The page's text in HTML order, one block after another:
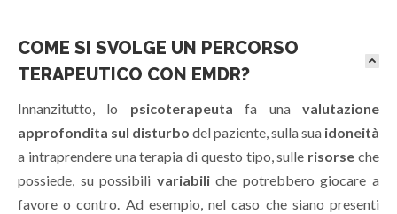
COME SI SVOLGE UN PERCORSO
TERAPEUTICO CON EMDR?
Innanzitutto, lo psicoterapeuta fa unavalutazione
approfondita sul disturbo del paziente, sulla sua idoneità
a intraprendere una terapia di questo tipo, sulle risorse che
possiede, su possibili variabiliche potrebbero giocare a
favore o contro. Ad esempio, nel caso che siano presenti